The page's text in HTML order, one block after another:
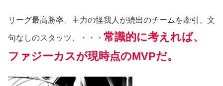
リーグ最高勝率、主力の怪我人が続出のチームを牽引、文
句なしのスタッツ、・・・ 常識的に考えれば、
ファジーカスが現時点のMVPだ。